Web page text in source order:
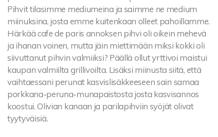
Pihvit tilasimme mediumeina ja saimme ne medium
miinuksina, josta emme kuitenkaan olleet pahoillamme.
Härkää cafe de paris annoksen pihvi oli oikein mehevä
ja ihanan voinen, mutta jäin miettimään miksi kokki oli
siivuttanut pihvin valmiiksi? Päällä ollut yrttivoi maistui
kaupan valmiilta grillivoilta. Lisäksi miinusta siitä, että
vaihtaessani perunat kasvislisäkkeeseen sain samaa
porkkana-peruna-munapaistosta josta kasvisannos
koostui. Olivian kanaan ja parilapihviin syöjät olivat
tyytyväisiä.